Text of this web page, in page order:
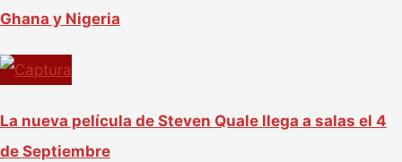
Ghana y Nigeria
La nueva película de Steven Quale llega a salas el 4
de Septiembre